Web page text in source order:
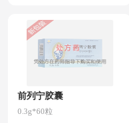
前列宁胶囊
0.3g*60粒